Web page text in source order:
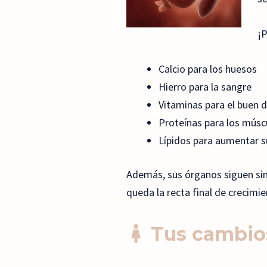
Calcio para los huesos
Hierro para la sangre
Vitaminas para el buen
Proteínas para los
Lípidos para aumentar
Además, sus órganos siguen
queda la recta final de
Tus